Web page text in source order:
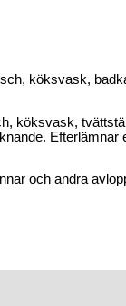
köksvask,
köksvask,
och andra